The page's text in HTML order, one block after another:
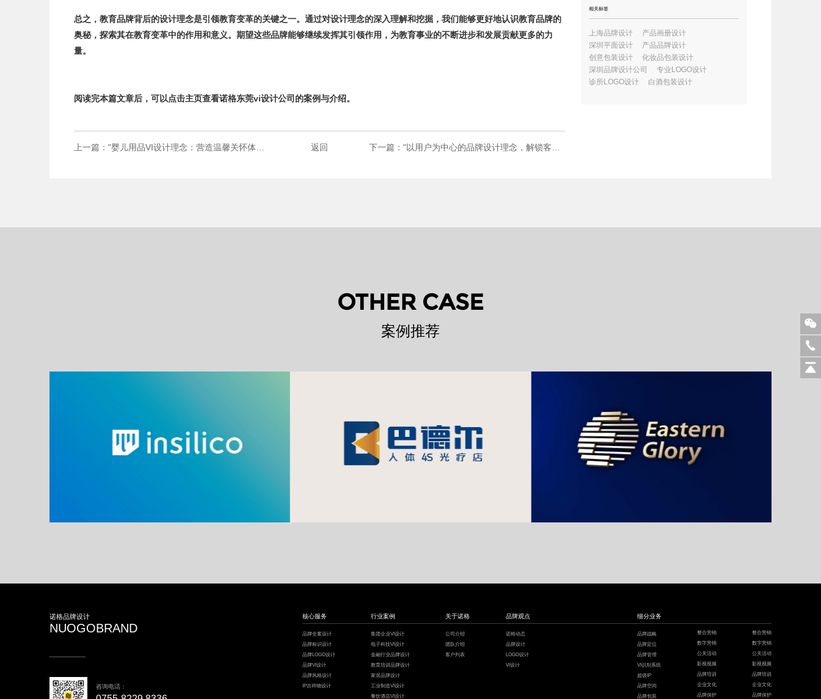
总之，教育品牌背后的设计理念是引领教育变革的关键之一。通过对设计理念的深入理解和挖掘，我们能够更好地认识教育品牌的
奥秘，探索其在教育变革中的作用和意义。期望这些品牌能够继续发挥其引领作用，为教育事业的不断进步和发展贡献更多的力
量。
阅读完本篇文章后，可以点击主页查看诺格东莞vi设计公司 的案例与介绍。
上一篇 ："婴儿用品VI设计理念：营造温馨关怀体验，呵护宝宝成长" 下一篇 ："以用户为中心的品牌设计理念，解锁客户需求，实现愿景"
返回
相关标签
上海品牌设计
产品画册设计
深圳平面设计
产品品牌设计
创意包装设计
化妆品包装设计
深圳品牌设计公司
专业LOGO设计
诊所LOGO设计
白酒包装设计
OTHER CASE
案例推荐
芯链科技
区块链logo设计，区块链VI设计，科技VI设计
巴德尔
医疗企业形象设计,健康LOGO设计
東榮财务顾问
金融公司LOGO设计,LOGO设计,投资品牌设计
诺格品牌设计
NUOGOBRAND
咨询电话：
核心服务
品牌全案设计
品牌标识设计
品牌LOGO设计
品牌VI设计
品牌风格设计
IP吉祥物设计
行业案例
集团企业VI设计
电子科技VI设计
金融行业品牌设计
教育培训品牌设计
家居品牌设计
工业制造VI设计
餐饮酒店VI设计
关于诺格
公司介绍
团队介绍
客户列表
品牌观点
诺格动态
品牌设计
LOGO设计
VI设计
细分业务
品牌战略
品牌定位
品牌管理
VI识别系统
超级IP
品牌空间
品牌包装
整合营销
数字营销
公关活动
影视视频
品牌培训
企业文化
品牌保护
整合营销
数字营销
公关活动
影视视频
品牌培训
企业文化
品牌保护